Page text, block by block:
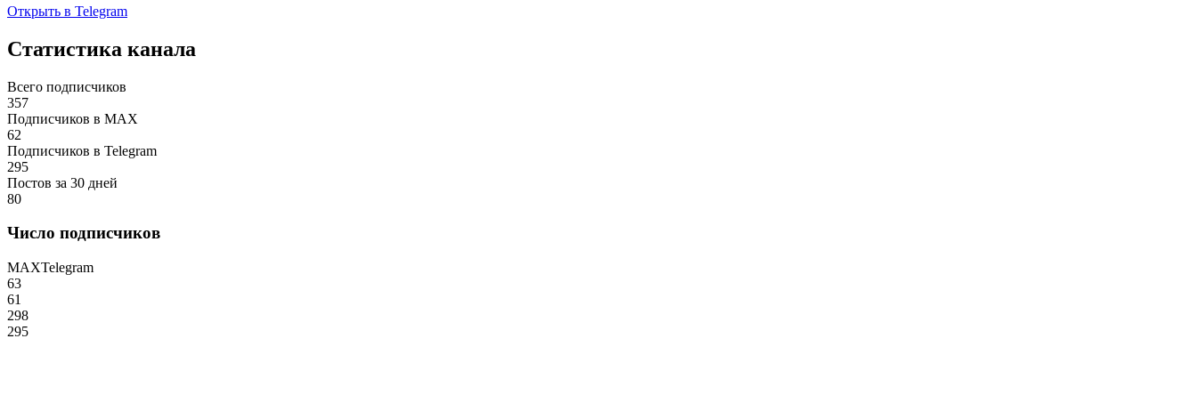
Открыть в Telegram
Статистика канала
Всего подписчиков
357
Подписчиков в MAX
62
Подписчиков в Telegram
295
Постов за 30 дней
80
Число подписчиков
MAXTelegram
63
61
298
295